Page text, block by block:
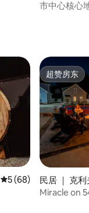
市中心核心
平均评分 5 分（满分 5
5 (68)
超赞房东
超赞房东
民居 ｜ 克
Miracle on